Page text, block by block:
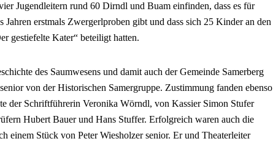
Jugendleitern rund 60 Dirndl und Buam einfinden, dass es für
Jahren erstmals Zwergerlproben gibt und dass sich 25 Kinder an den
gestiefelte Kater“ beteiligt hatten.
des Saumwesens und damit auch der Gemeinde Samerberg
von der Historischen Samergruppe. Zustimmung fanden ebenso
der Schriftführerin Veronika Wörndl, von Kassier Simon Stufer
Hubert Bauer und Hans Stuffer. Erfolgreich waren auch die
einem Stück von Peter Wiesholzer senior. Er und Theaterleiter